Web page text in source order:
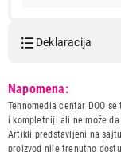
Deklaracija
Naziv i vrsta robe:
Uvoznik:
Napomena:
Tehnomedia centar DOO
i kompletniji ali ne može
Artikli predstavljeni na
proizvod nije trenutno